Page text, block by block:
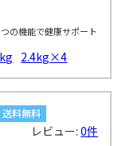
の機能で健康サポート
2.4kg×4
レビュー:0件